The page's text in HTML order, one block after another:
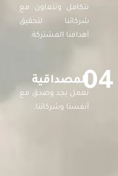
نتكامل ونتعاون مع
شركائنا لتحقيق
أهدافنا المشتركة.
04المصداقية
نعمل بجد وصدق مع
أنفسنا وشركائنا.